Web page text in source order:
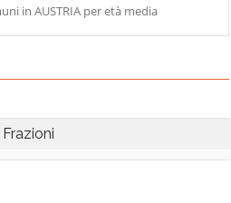
in AUSTRIA per età media
Frazioni